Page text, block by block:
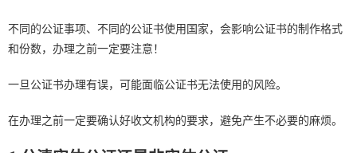
不同的公证事项、不同的公证书使用国家，会影响公证书的制作格式
和份数，办理之前一定要注意！
一旦公证书办理有误，可能面临公证书无法使用的风险。
在办理之前一定要确认好收文机构的要求，避免产生不必要的麻烦。